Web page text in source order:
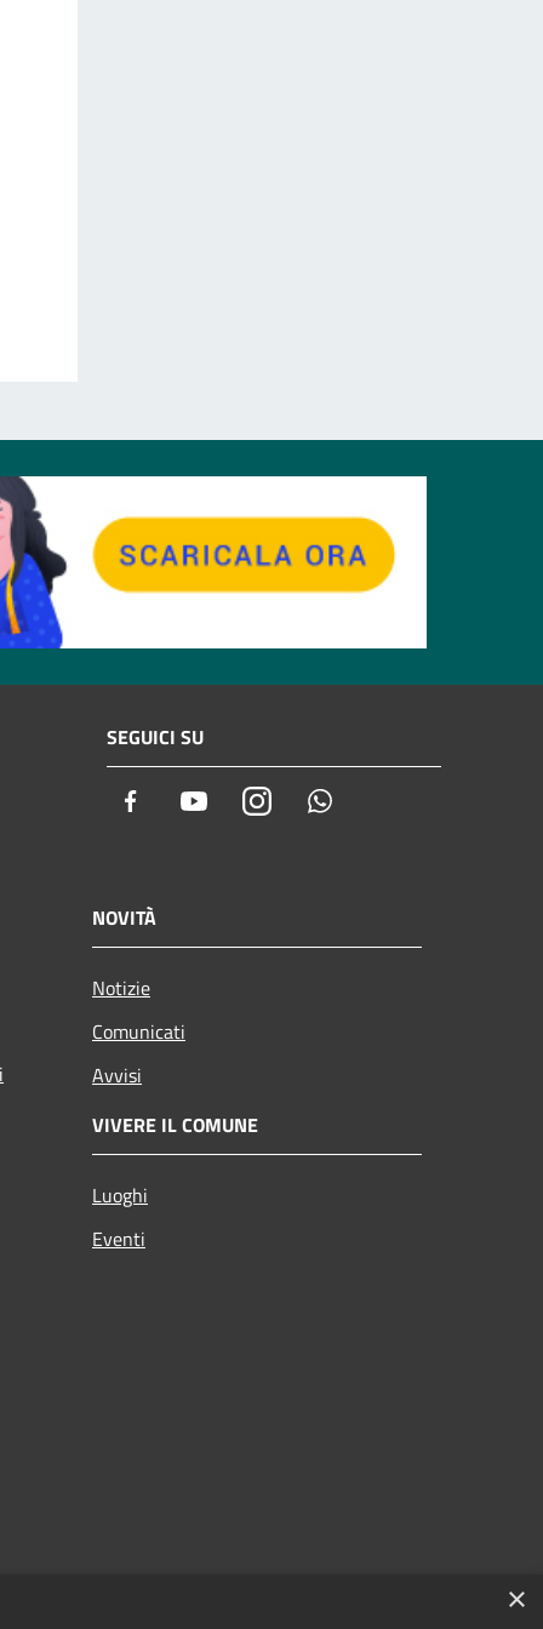
SEGUICI SU
Facebook YoutubeInstagram
NOVITÀ
Notizie
Comunicati
Avvisi
VIVERE IL COMUNE
Luoghi
Eventi
×